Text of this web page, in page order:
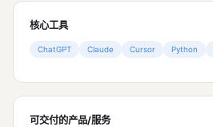
核心工具
ChatGPT Claude Cursor Python
可交付的产品/服务